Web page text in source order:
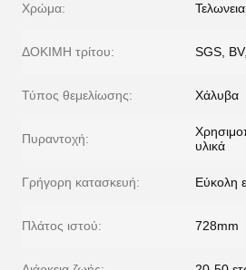
Χρώμα:
ΔΟΚΙΜΗ τρίτου: SGS,
Τύπος θεμελίωσης: Χάλυβα
Πυραντοχή:
υλικά
Γρήγορη κατασκευή: Εύκολη
Πλάτος ιστού: 728mm